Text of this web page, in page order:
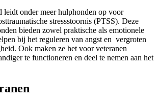
leidt onder meer hulphonden op voor
stressstoornis (PTSS). Deze
bieden zowel praktische als emotionele
bij het reguleren van angst en vergroten
Ook maken ze het voor veteranen
te functioneren en deel te nemen aan het